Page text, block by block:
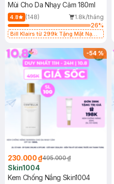
Mùi Cho Da Nhạy Cảm 180ml
4.8 (148)
1.8k/tháng
26%
Bill Klairs từ 299k Tặng Mặt Nạ
25ml (SL Có Hạn)
-54%
230.000 ₫495.000 ₫
Skin1004
Kem Chống Nắng Skin1004